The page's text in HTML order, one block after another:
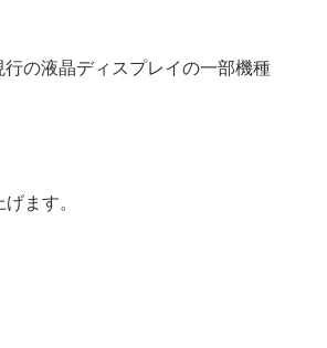
の液晶ディスプレイの一部機種
ます。